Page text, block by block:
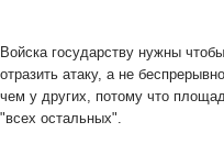
Войска государству нужны
отразить атаку, а не
чем у других, потому что
"всех остальных".